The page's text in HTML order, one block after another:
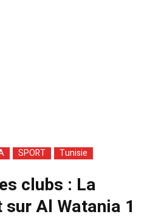
SPORT Tunisie
clubs : La
Al Watania 1